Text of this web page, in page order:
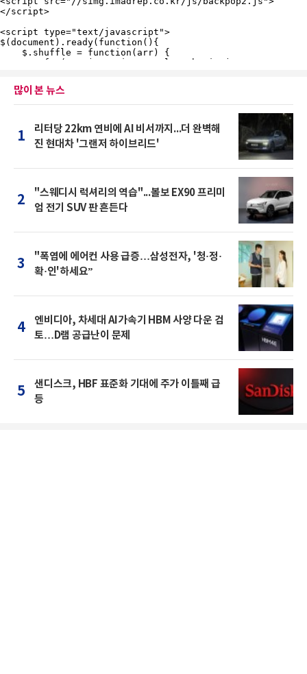
많이 본 뉴스
1
리터당 22km 연비에 AI 비서까지...더 완벽해
진 현대차 '그랜저 하이브리드'
2
"스웨디시 럭셔리의 역습"...볼보 EX90 프리미
엄 전기 SUV 판 흔든다
3
"폭염에 에어컨 사용 급증…삼성전자, '청·정·
확·인'하세요”
4
엔비디아, 차세대 AI가속기 HBM 사양 다운 검
토…D램 공급난이 문제
5
샌디스크, HBF 표준화 기대에 주가 이틀째 급
등